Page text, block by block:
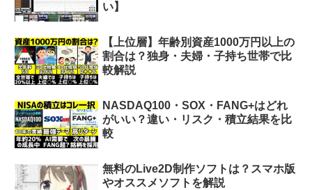
い】
【上位層】年齢別資産1000万円以上の
割合は？独身・夫婦・子持ち世帯で比
較解説
NASDAQ100・SOX・FANG+はどれ
がいい？違い・リスク・積立結果を比
較
無料のLive2D制作ソフトは？スマホ版
やオススメソフトを解説